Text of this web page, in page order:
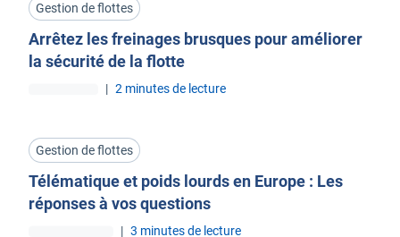
Gestion de flottes
Arrêtez les freinages brusques pour améliorer
la sécurité de la flotte
| 2 minutes de lecture
Gestion de flottes
Télématique et poids lourds en Europe : Les
réponses à vos questions
| 3 minutes de lecture